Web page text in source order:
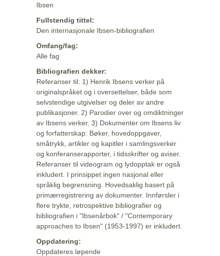
Ibsen
Fullstendig tittel:
Den internasjonale Ibsen-bibliografien
Omfang/fag:
Alle fag
Bibliografien dekker:
Referanser til: 1) Henrik Ibsens verker på
originalspråket og i oversettelser, både som
selvstendige utgivelser og deler av andre
publikasjoner. 2) Parodier over og omdiktninger
av Ibsens verker. 3) Dokumenter om Ibsens liv
og forfatterskap: Bøker, hovedoppgaver,
småtrykk, artikler og kapitler i samlingsverker
og konferanserapporter, i tidsskrifter og aviser.
Referanser til videogram og lydopptak er også
inkludert. I prinsippet ingen nasjonal eller
språklig begrensning. Hovedsaklig basert på
primærregistrering av dokumenter. Innførsler i
flere trykte, retrospektive bibliografier og
bibliografien i "Ibsenårbok" / "Contemporary
approaches to Ibsen" (1953-1997) er inkludert.
Oppdatering:
Oppdateres løpende